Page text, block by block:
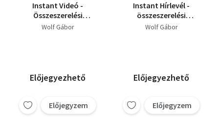
Instant Videó -
Összeszerelési
útmutatóval
Wolf Gábor
Előjegyezhető
Előjegyzem
Instant Hírlevél -
összeszerelési
útmutatóval
Wolf Gábor
Előjegyezhető
Előjegyzem